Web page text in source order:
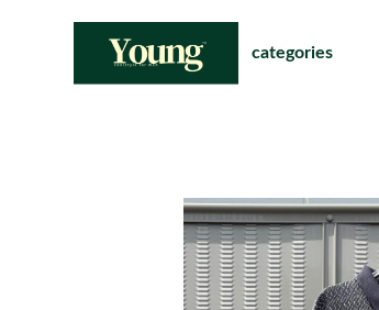
categories